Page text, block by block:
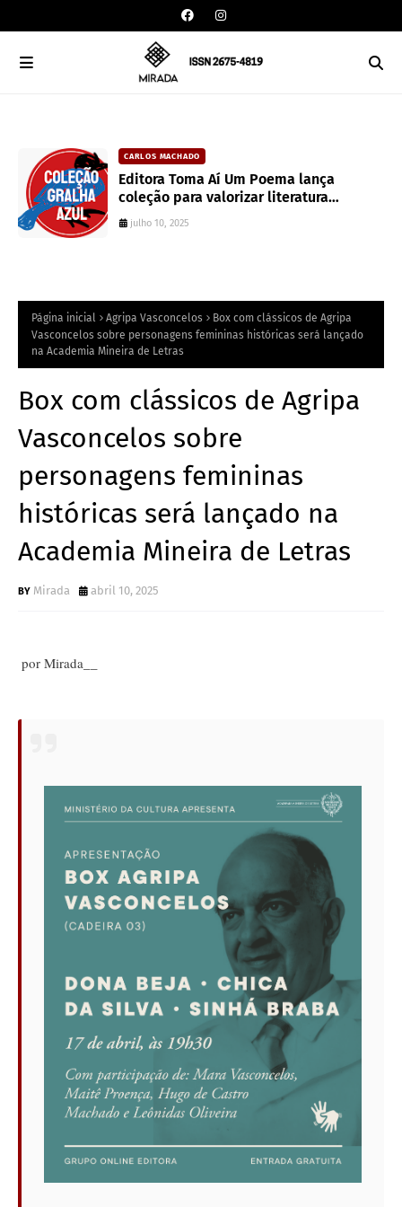
CARLOS MACHADO
Editora Toma Aí Um Poema lança
coleção para valorizar literatura
paranaense
julho 10, 2025
Página inicial Agripa Vasconcelos
Box com clássicos de Agripa
Vasconcelos sobre personagens femininas históricas será lançado
na Academia Mineira de Letras
Box com clássicos de Agripa
Vasconcelos sobre
personagens femininas
históricas será lançado na
Academia Mineira de Letras
Mirada abril 10, 2025
por Mirada__